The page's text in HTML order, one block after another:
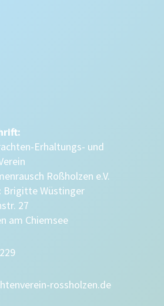
Erhaltungs- und
Roßholzen e.V.
Brigitte Wüstinger
27
am Chiemsee
rossholzen.de